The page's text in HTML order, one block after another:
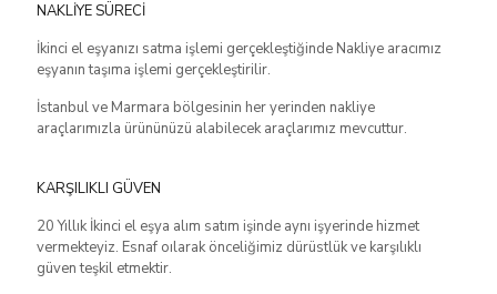
NAKLİYE SÜRECİ
İkinci el eşyanızı satma işlemi gerçekleştiğinde Nakliye aracımız
eşyanın taşıma işlemi gerçekleştirilir.
İstanbul ve Marmara bölgesinin her yerinden nakliye
araçlarımızla ürününüzü alabilecek araçlarımız mevcuttur.
KARŞILIKLI GÜVEN
20 Yıllık İkinci el eşya alım satım işinde aynı işyerinde hizmet
vermekteyiz. Esnaf oılarak önceliğimiz dürüstlük ve karşılıklı
güven teşkil etmektir.